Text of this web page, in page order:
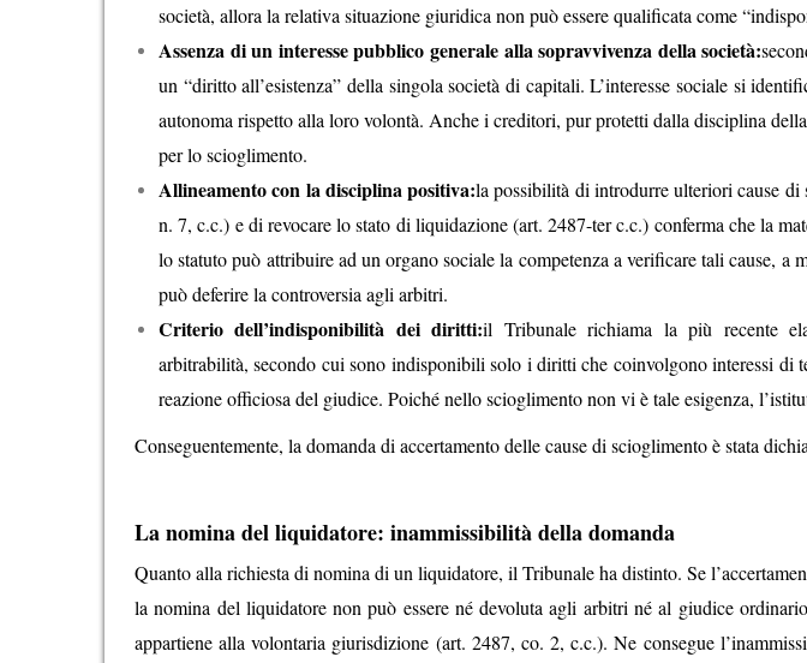
società, allora la relativa situazione giuridica non può essere qualificata come
Assenza di un interesse pubblico generale alla sopravvivenza della società:
un “diritto all’esistenza” della singola società di capitali. L’interesse sociale si
autonoma rispetto alla loro volontà. Anche i creditori, pur protetti dalla disciplina
per lo scioglimento.
Allineamento con la disciplina positiva:la possibilità di introdurre ulteriori cause
n. 7, c.c.) e di revocare lo stato di liquidazione (art. 2487-ter c.c.) conferma che la
lo statuto può attribuire ad un organo sociale la competenza a verificare tali cause, a
può deferire la controversia agli arbitri.
Criterio dell’indisponibilità dei diritti:il Tribunale richiama la più recente
arbitrabilità, secondo cui sono indisponibili solo i diritti che coinvolgono interessi di
reazione officiosa del giudice. Poiché nello scioglimento non vi è tale esigenza,
Conseguentemente, la domanda di accertamento delle cause di scioglimento è stata
La nomina del liquidatore: inammissibilità della domanda
Quanto alla richiesta di nomina di un liquidatore, il Tribunale ha distinto. Se
la nomina del liquidatore non può essere né devoluta agli arbitri né al giudice
appartiene alla volontaria giurisdizione (art. 2487, co. 2, c.c.). Ne consegue